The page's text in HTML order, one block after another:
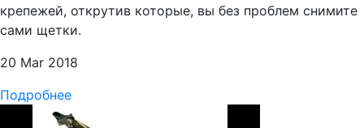
крепежей, открутив которые, вы без проблем снимите
сами щетки.
20 Mar 2018
Подробнее